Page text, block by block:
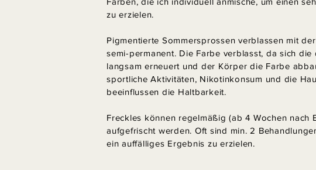
zu erzielen.
Pigmentierte Sommersprossen verblassen mit
semi-permanent. Die Farbe verblasst, da sich die
langsam erneuert und der Körper die Farbe
sportliche Aktivitäten, Nikotinkonsum und die
beeinflussen die Haltbarkeit.
Freckles können regelmäßig (ab 4 Wochen nach
aufgefrischt werden. Oft sind min. 2
ein auffälliges Ergebnis zu erzielen.